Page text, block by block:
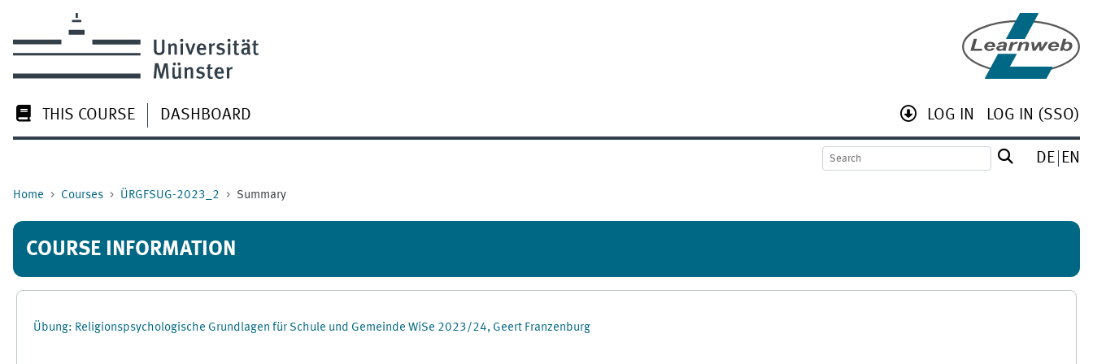
THIS COURSE DASHBOARD LOG IN LOG IN (SSO)
DE EN
Home Courses ÜRGFSUG-2023_2 Summary
COURSE INFORMATION
Übung: Religionspsychologische Grundlagen für Schule und Gemeinde WiSe 2023/24, Geert Franzenburg